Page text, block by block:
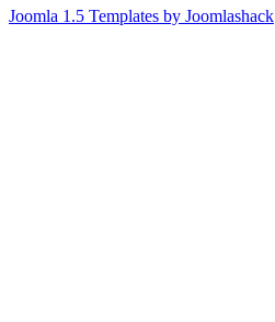
Joomla 1.5 Templates by Joomlashack